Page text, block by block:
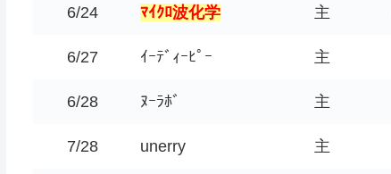
6/24 ﾏｲｸﾛ波化学 主
6/27 ｲｰﾃﾞｨｰﾋﾟｰ 主
6/28 ﾇｰﾗﾎﾞ 主
7/28 unerry 主